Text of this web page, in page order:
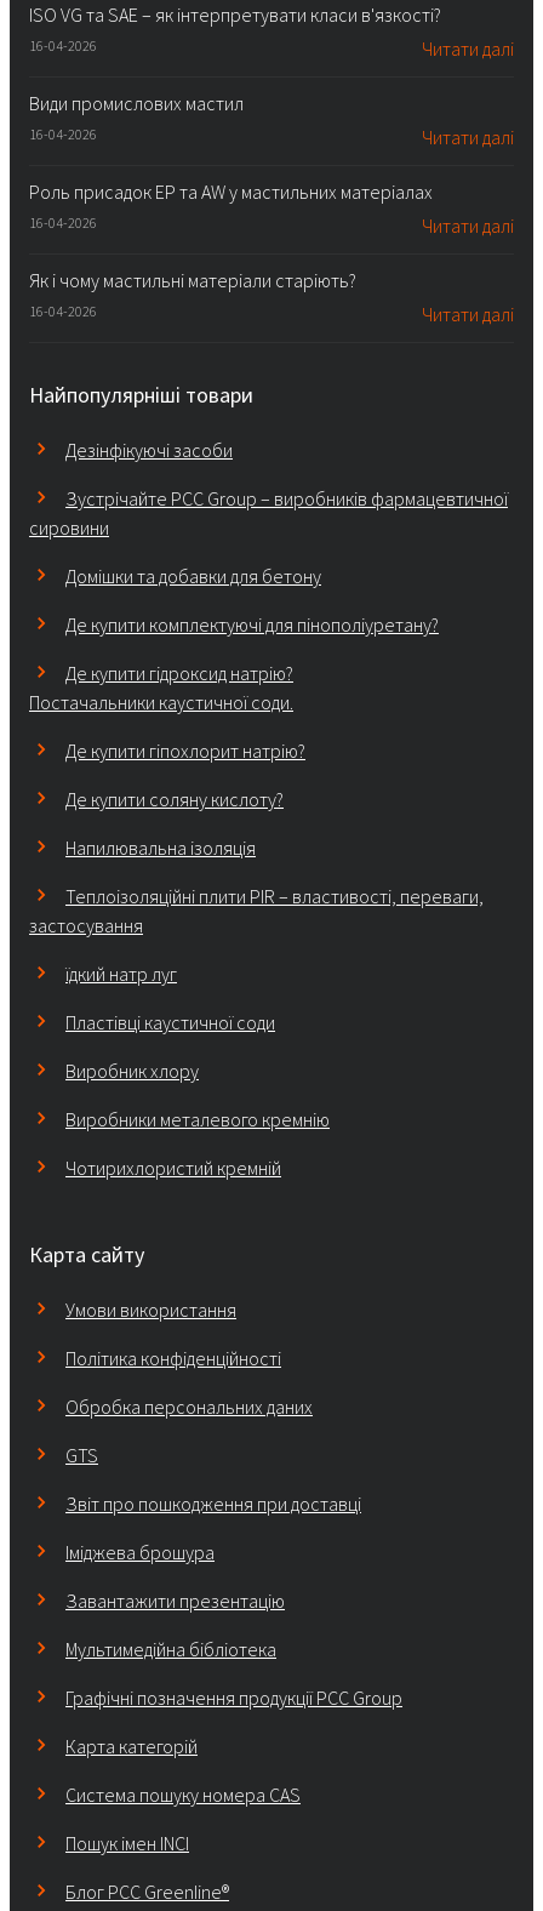
ISO VG та SAE – як інтерпретувати класи в'язкості?
16-04-2026 Читати далі
Види промислових мастил
16-04-2026 Читати далі
Роль присадок EP та AW у мастильних матеріалах
16-04-2026 Читати далі
Як і чому мастильні матеріали старіють?
16-04-2026 Читати далі
Найпопулярніші товари
Дезінфікуючі засоби
Зустрічайте PCC Group – виробників фармацевтичної
сировини
Домішки та добавки для бетону
Де купити комплектуючі для пінополіуретану?
Де купити гідроксид натрію?
Постачальники каустичної соди.
Де купити гіпохлорит натрію?
Де купити соляну кислоту?
Напилювальна ізоляція
Теплоізоляційні плити PIR – властивості, переваги,
застосування
їдкий натр луг
Пластівці каустичної соди
Виробник хлору
Виробники металевого кремнію
Чотирихлористий кремній
Карта сайту
Умови використання
Політика конфіденційності
Обробка персональних даних
GTS
Звіт про пошкодження при доставці
Іміджева брошура
Завантажити презентацію
Мультимедійна бібліотека
Графічні позначення продукції PCC Group
Карта категорій
Система пошуку номера CAS
Пошук імен INCI
Блог PCC Greenline®